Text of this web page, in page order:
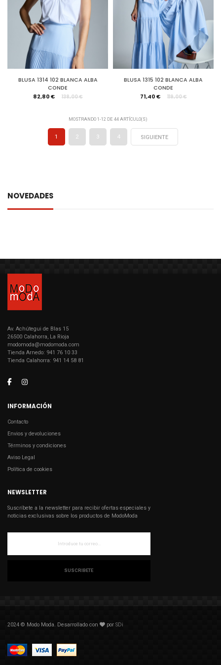
NOVEDADES
BLUSA 1314 102 BLANCA ALBA
CONDE
82,80 €
138,00 €
BLUSA 1315 102 BLANCA ALBA
CONDE
71,40 €
119,00 €
MOSTRANDO 1-12 DE 44 ARTÍCULO(S)
1 2 3 4 SIGUIENTE
Av. Achútegui de Blas 15
26500 Calahorra, La Rioja
modomoda@modomoda.com
Tienda Arnedo: 941 76 10 33
Tienda Calahorra: 941 14 58 81
INFORMACIÓN
Contacto
Envios y devoluciones
Términos y condiciones
Aviso Legal
Política de cookies
NEWSLETTER
Suscríbete a la newsletter para recibir ofertas especiales y
noticias exclusivas sobre los productos de ModoModa
SUSCRIBETE
2024 © Modo Moda. Desarrollado con por SDi